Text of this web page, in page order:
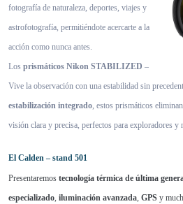
fotografía de naturaleza, deportes, viajes y
astrofotografía, permitiéndote acercarte a la
acción como nunca antes.
Los prismáticos Nikon STABILIZED –
Vive la observación con una estabilidad sin
estabilización integrado, estos prismáticos
visión clara y precisa, perfectos para exploradores y
El Calden – stand 501
Presentaremos tecnología térmica de última
especializado, iluminación avanzada, GPS y